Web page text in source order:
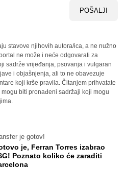
POŠALJI
stavove njihovih autora/ica, a ne nužno
ne može i neće odgovarati za
sadrže vrijeđanja, psovanja i vulgaran
i objašnjenja, ali to ne obavezuje
koji krše pravila. Čitanjem prihvatate
biti pronađeni sadržaji koji mogu
je gotov!
je, Ferran Torres izabrao
Poznato koliko će zaraditi